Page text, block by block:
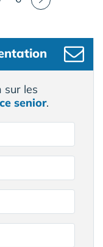
sur les
senior.